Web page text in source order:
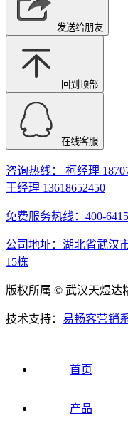
发送给朋友
回到顶部
在线客服
咨询热线： 柯经理
王经理 13618652450
免费服务热线：400-
公司地址：湖北省武汉
15栋
版权所属 © 武汉天煜达
技术支持： 易畅客营销
首页
产品